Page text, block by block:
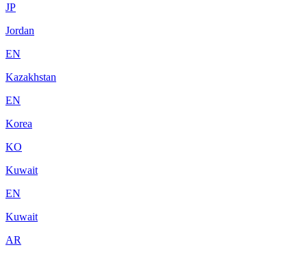
JP
Jordan
EN
Kazakhstan
EN
Korea
KO
Kuwait
EN
Kuwait
AR